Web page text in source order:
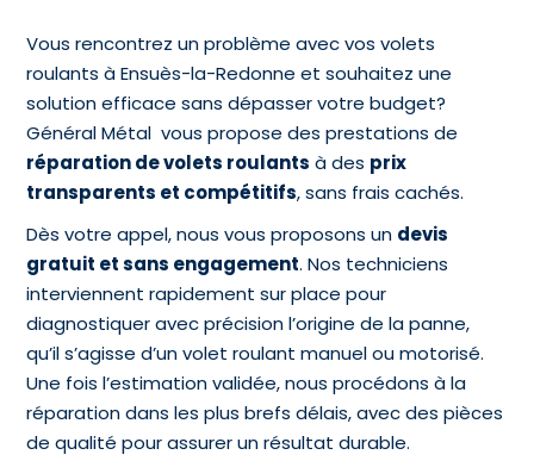
Vous rencontrez un problème avec vos volets
roulants à Ensuès-la-Redonne et souhaitez une
solution efficace sans dépasser votre budget?
Général Métal vous propose des prestations de
réparation de volets roulants à des prix
transparents et compétitifs, sans frais cachés.
Dès votre appel, nous vous proposons un devis
gratuit et sans engagement. Nos techniciens
interviennent rapidement sur place pour
diagnostiquer avec précision l’origine de la panne,
qu’il s’agisse d’un volet roulant manuel ou motorisé.
Une fois l’estimation validée, nous procédons à la
réparation dans les plus brefs délais, avec des pièces
de qualité pour assurer un résultat durable.